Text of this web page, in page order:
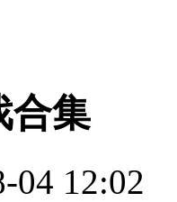
合集
04 12:02